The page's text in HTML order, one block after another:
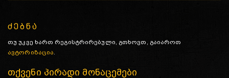
ძებნა
თუ უკვე ხართ რეგისტრირებული, გთხოვთ, გაიაროთ
ავტორიზაცია.
თქვენი პირადი მონაცემები